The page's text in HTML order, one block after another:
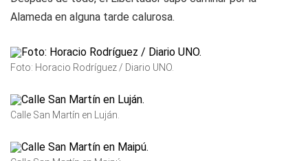
Alameda en alguna tarde calurosa.
Foto: Horacio Rodríguez / Diario UNO.
Calle San Martín en Luján.